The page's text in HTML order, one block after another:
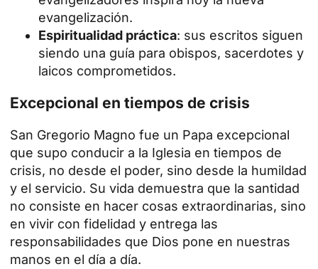
evangelización.
Espiritualidad práctica: sus escritos siguen
siendo una guía para obispos, sacerdotes y
laicos comprometidos.
Excepcional en tiempos de crisis
San Gregorio Magno fue un Papa excepcional
que supo conducir a la Iglesia en tiempos de
crisis, no desde el poder, sino desde la humildad
y el servicio. Su vida demuestra que la santidad
no consiste en hacer cosas extraordinarias, sino
en vivir con fidelidad y entrega las
responsabilidades que Dios pone en nuestras
manos en el día a día.